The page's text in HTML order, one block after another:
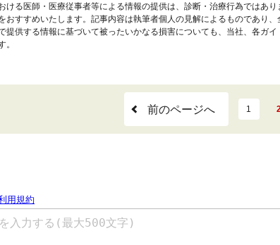
ける医師・医療従事者等による情報の提供は、診断・治療行為ではあ
おすすめいたします。記事内容は執筆者個人の見解によるものであり
提供する情報に基づいて被ったいかなる損害についても、当社、各ガ
。
前のページへ 1